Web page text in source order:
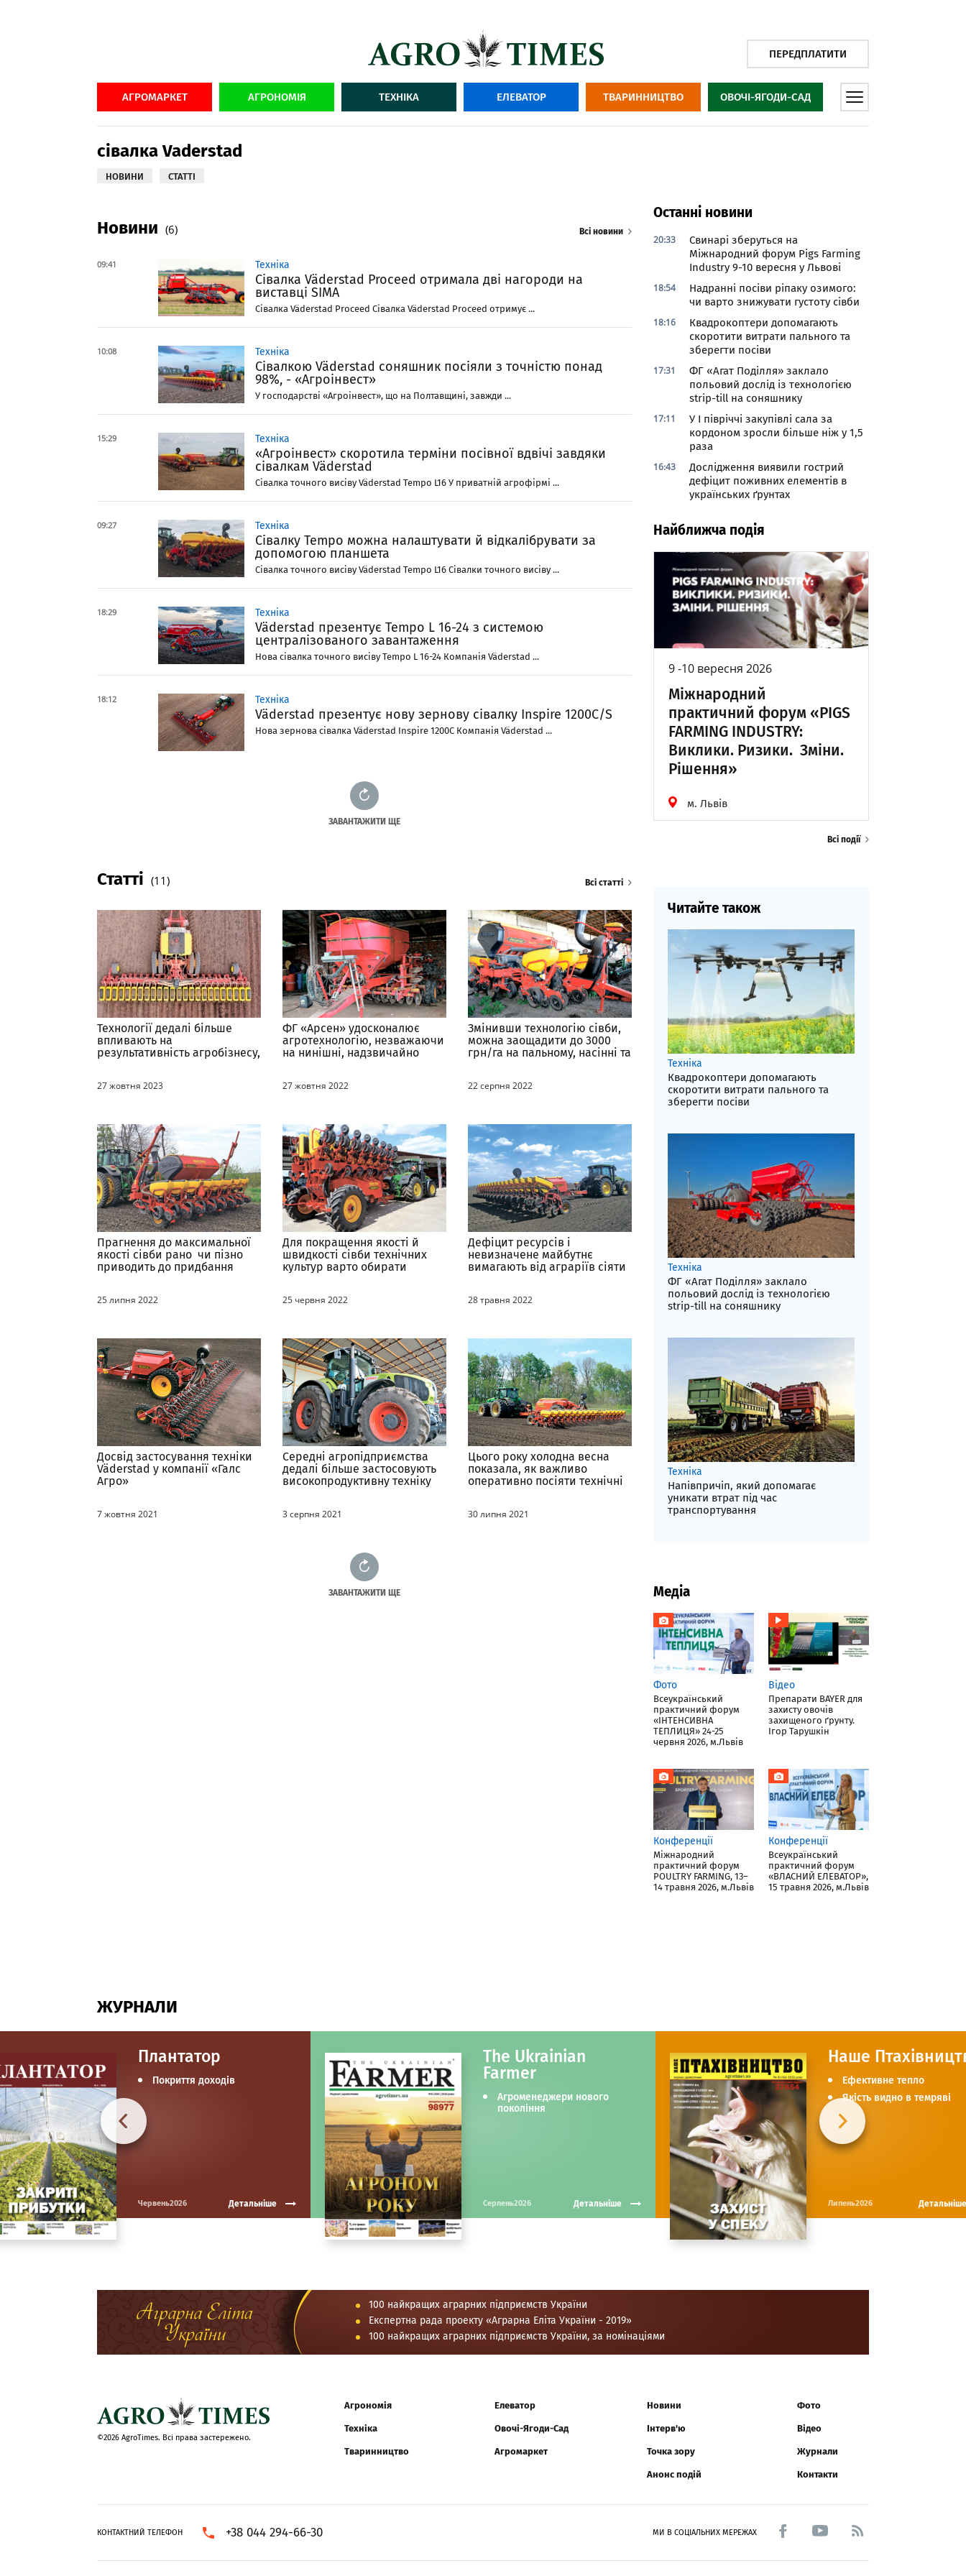
ПЕРЕДПЛАТИТИ
АГРОМАРКЕТ АГРОНОМІЯ ТЕХНІКА ЕЛЕВАТОР ТВАРИННИЦТВО ОВОЧІ-ЯГОДИ-САД
сівалка Vaderstad
НОВИНИ СТАТТІ
Новини (6) Всі новини
09:41 Техніка
Сівалка Väderstad Proceed отримала дві нагороди на
виставці SIMA
Сівалка Väderstad Proceed Сівалка Väderstad Proceed отримує ...
10:08 Техніка
Сівалкою Väderstad соняшник посіяли з точністю понад
98%, - «Агроінвест»
У господарстві «Агроінвест», що на Полтавщині, завжди ...
15:29 Техніка
«Агроінвест» скоротила терміни посівної вдвічі завдяки
сівалкам Väderstad
Сівалка точного висіву Väderstad Tempo L16 У приватній агрофірмі ...
09:27 Техніка
Сівалку Tempo можна налаштувати й відкалібрувати за
допомогою планшета
Сівалка точного висіву Väderstad Tempo L16 Сівалки точного висіву ...
18:29 Техніка
Väderstad презентує Tempo L 16-24 з системою
централізованого завантаження
Нова сівалка точного висіву Tempo L 16-24 Компанія Väderstad ...
18:12 Техніка
Väderstad презентує нову зернову сівалку Inspire 1200C/S
Нова зернова сівалка Väderstad Inspire 1200C Компанія Väderstad ...
ЗАВАНТАЖИТИ ЩЕ
Статті (11) Всі статті
Технології дедалі більше
впливають на
результативність агробізнесу,
запорукою прогресу
27 жовтня 2023
ФГ «Арсен» удосконалює
агротехнологію, незважаючи
на нинішні, надзвичайно
27 жовтня 2022
Змінивши технологію сівби,
можна заощадити до 3000
грн/га на пальному, насінні та
22 серпня 2022
Прагнення до максимальної
якості сівби рано чи пізно
приводить до придбання
25 липня 2022
Для покращення якості й
швидкості сівби технічних
культур варто обирати
25 червня 2022
Дефіцит ресурсів і
невизначене майбутнє
вимагають від аграріїв сіяти
28 травня 2022
Досвід застосування техніки
Väderstad у компанії «Галс
Агро»
7 жовтня 2021
Середні агропідприємства
дедалі більше застосовують
високопродуктивну техніку
3 серпня 2021
Цього року холодна весна
показала, як важливо
оперативно посіяти технічні
30 липня 2021
ЗАВАНТАЖИТИ ЩЕ
Останні новини
20:33
Свинарі зберуться на
Міжнародний форум Pigs Farming
Industry 9-10 вересня у Львові
18:54
Надранні посіви ріпаку озимого:
чи варто знижувати густоту сівби
18:16
Квадрокоптери допомагають
скоротити витрати пального та
зберегти посіви
17:31
ФГ «Агат Поділля» заклало
польовий дослід із технологією
strip-till на соняшнику
17:11
У І півріччі закупівлі сала за
кордоном зросли більше ніж у 1,5
раза
16:43
Дослідження виявили гострий
дефіцит поживних елементів в
українських ґрунтах
Найближча подія
9 -10 вересня 2026
Міжнародний
практичний форум «PIGS
FARMING INDUSTRY:
Виклики. Ризики. Зміни.
Рішення»
м. Львів
Всі події
Читайте також
Техніка
Квадрокоптери допомагають
скоротити витрати пального та
зберегти посіви
Техніка
ФГ «Агат Поділля» заклало
польовий дослід із технологією
strip-till на соняшнику
Техніка
Напівпричіп, який допомагає
уникати втрат під час
транспортування
Медіа
Фото
Всеукраїнський
практичний форум
«ІНТЕНСИВНА
ТЕПЛИЦЯ» 24-25
червня 2026, м.Львів
Відео
Препарати BAYER для
захисту овочів
захищеного ґрунту.
Ігор Тарушкін
Конференції
Міжнародний
практичний форум
POULTRY FARMING, 13–
14 травня 2026, м.Львів
Конференції
Всеукраїнський
практичний форум
«ВЛАСНИЙ ЕЛЕВАТОР»,
15 травня 2026, м.Львів
ЖУРНАЛИ
The Ukrainian
Farmer
Агроменеджери нового
покоління
Серпень2026 Детальніше
Наше
Ефективне тепло
Якість видно в темряві
Липень2026 Детальніше
Плантатор
Покриття доходів
Червень2026 Детальніше
100 найкращих аграрних підприємств України
Експертна рада проекту «Аграрна Еліта України - 2019»
100 найкращих аграрних підприємств України, за номінаціями
©2026 AgroTimes. Всі права застережено.
Агрономія
Техніка
Тваринництво
Елеватор
Овочі-Ягоди-Сад
Агромаркет
Новини
Інтерв'ю
Точка зору
Анонс подій
Фото
Відео
Журнали
Контакти
КОНТАКТНИЙ ТЕЛЕФОН +38 044 294-66-30 МИ В СОЦІАЛЬНИХ МЕРЕЖАХ